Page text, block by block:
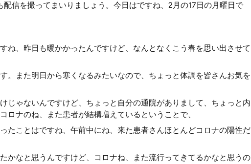
信を撮ってまいりましょう。今日はですね、2月の17日の月曜日で
ね、昨日も暖かかったんですけど、なんとなくこう春を思い出させて
。また明日から寒くなるみたいなので、ちょっと体調を皆さんお気を
じゃないんですけど、ちょっと自分の通院がありまして、ちょっと内
ロナのね、また患者が結構増えているということで、
たことはですね、午前中にね、来た患者さんほとんどコロナの陽性だ
かなと思うんですけど、コロナね、また流行ってきてるかなと思うの